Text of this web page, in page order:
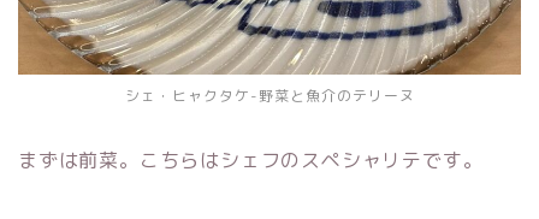
シェ・ヒャクタケ-野菜と魚介のテリーヌ
まずは前菜。こちらはシェフのスペシャリテです。